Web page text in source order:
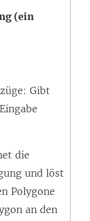
(ein
Gibt
die
und löst
Polygone
an den